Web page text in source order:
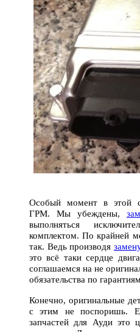
Особый момент в этой
ГРМ. Мы убеждены,
выполняться
комплектом. По крайней
так. Ведь производя
это всё таки сердце
соглашаемся на не
обязательства по
Конечно, оригинальные
с этим не поспоришь.
запчастей для Ауди это